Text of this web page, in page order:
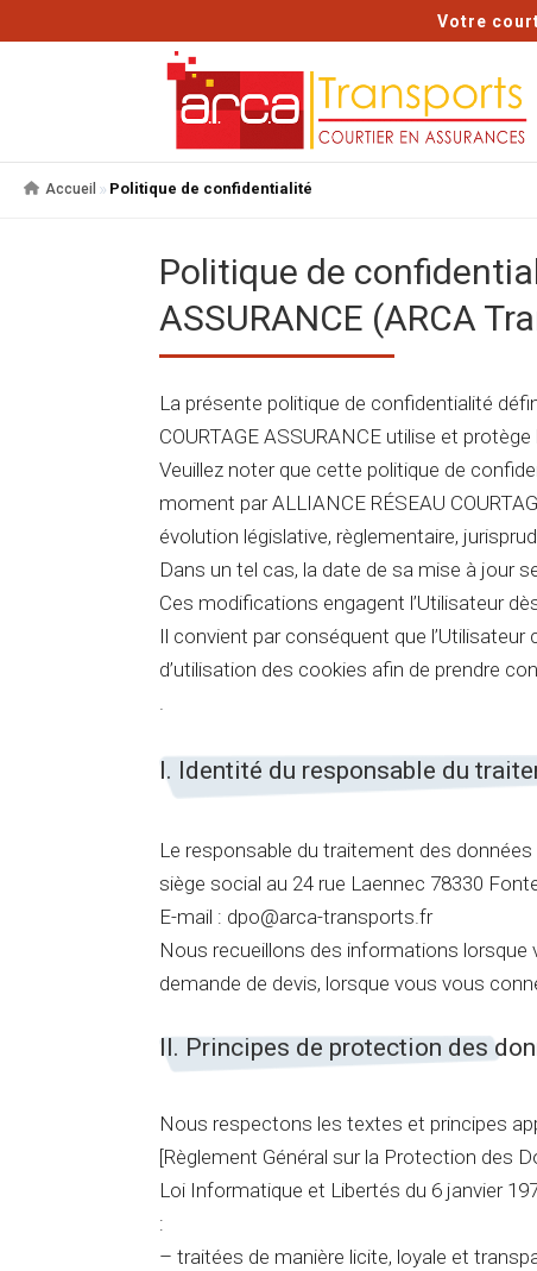
Votre
Accueil » Politique de confidentialité
Politique de
ASSURANCE (ARCA
La présente politique de confidentialité
COURTAGE ASSURANCE utilise et
Veuillez noter que cette politique de
moment par ALLIANCE RÉSEAU
évolution législative, règlementaire,
Dans un tel cas, la date de sa mise à jour
Ces modifications engagent l’Utilisateur
Il convient par conséquent que
d’utilisation des cookies afin de prendre
.
I. Identité du responsable du
Le responsable du traitement des données
siège social au 24 rue Laennec 78330
E-mail : dpo@arca-transports.fr
Nous recueillons des informations
demande de devis, lorsque vous vous
II. Principes de protection des
Nous respectons les textes et principes
[Règlement Général sur la Protection des
Loi Informatique et Libertés du 6 janvier
:
– traitées de manière licite, loyale et